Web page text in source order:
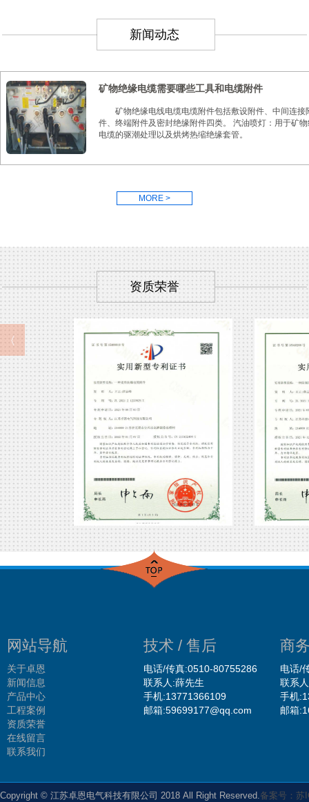
新闻动态
矿物绝缘电缆需要哪些工具和电缆附件
矿物绝缘电线电缆电缆附件包括敷设附件、中间连接
件、终端附件及密封绝缘附件四类。 汽油喷灯：用于矿
电缆的驱潮处理以及烘烤热缩绝缘套管。
MORE >
资质荣誉
网站导航
关于卓恩
新闻信息
产品中心
工程案例
资质荣誉
在线留言
联系我们
技术 / 售后
电话/传真:0510-80755286
联系人:薛先生
手机:13771366109
邮箱:59699177@qq.com
商
电话/
联系
手机
邮箱
Copyright © 江苏卓恩电气科技有限公司 2018 All Right Reserved.备案号：苏